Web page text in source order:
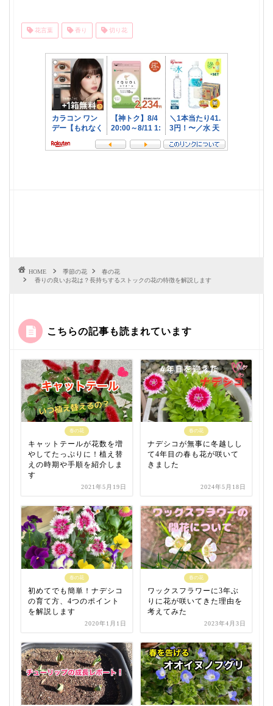
花言葉 香り 切り花
HOME 季節の花
春の花
香りの良いお花は？長持ちするストックの花の特徴を解説します
こちらの記事も読まれています
春の花
キャットテールが花数を増
やしてたっぷりに！植え替
えの時期や手順を紹介しま
す
2021年5月19日
春の花
ナデシコが無事に冬越しし
て4年目の春も花が咲いて
きました
2024年5月18日
春の花
初めてでも簡単！ナデシコ
の育て方、4つのポイント
を解説します
2020年1月1日
春の花
ワックスフラワーに3年ぶ
りに花が咲いてきた理由を
考えてみた
2023年4月3日